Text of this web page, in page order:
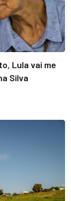
Lula vai me
Silva